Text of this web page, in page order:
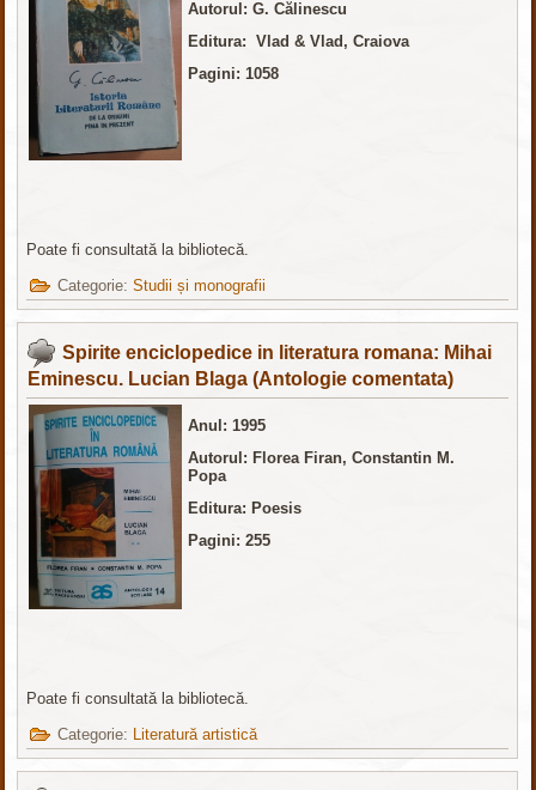
Autorul: G. Călinescu
Editura: Vlad & Vlad, Craiova
Pagini: 1058
Poate fi consultată la bibliotecă.
Categorie:Studii și monografii
Spirite enciclopedice in literatura romana: Mihai
Eminescu. Lucian Blaga (Antologie comentata)
Anul: 1995
Autorul: Florea Firan, Constantin M.
Popa
Editura: Poesis
Pagini: 255
Poate fi consultată la bibliotecă.
Categorie:
Literatură artistică